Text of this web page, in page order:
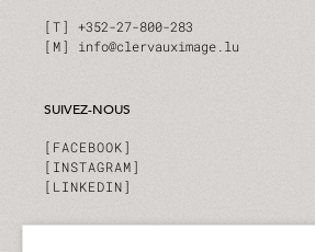
T
+352-27-800-283
M
info@clervauximage.lu
SUIVEZ-NOUS
FACEBOOK
INSTAGRAM
LINKEDIN